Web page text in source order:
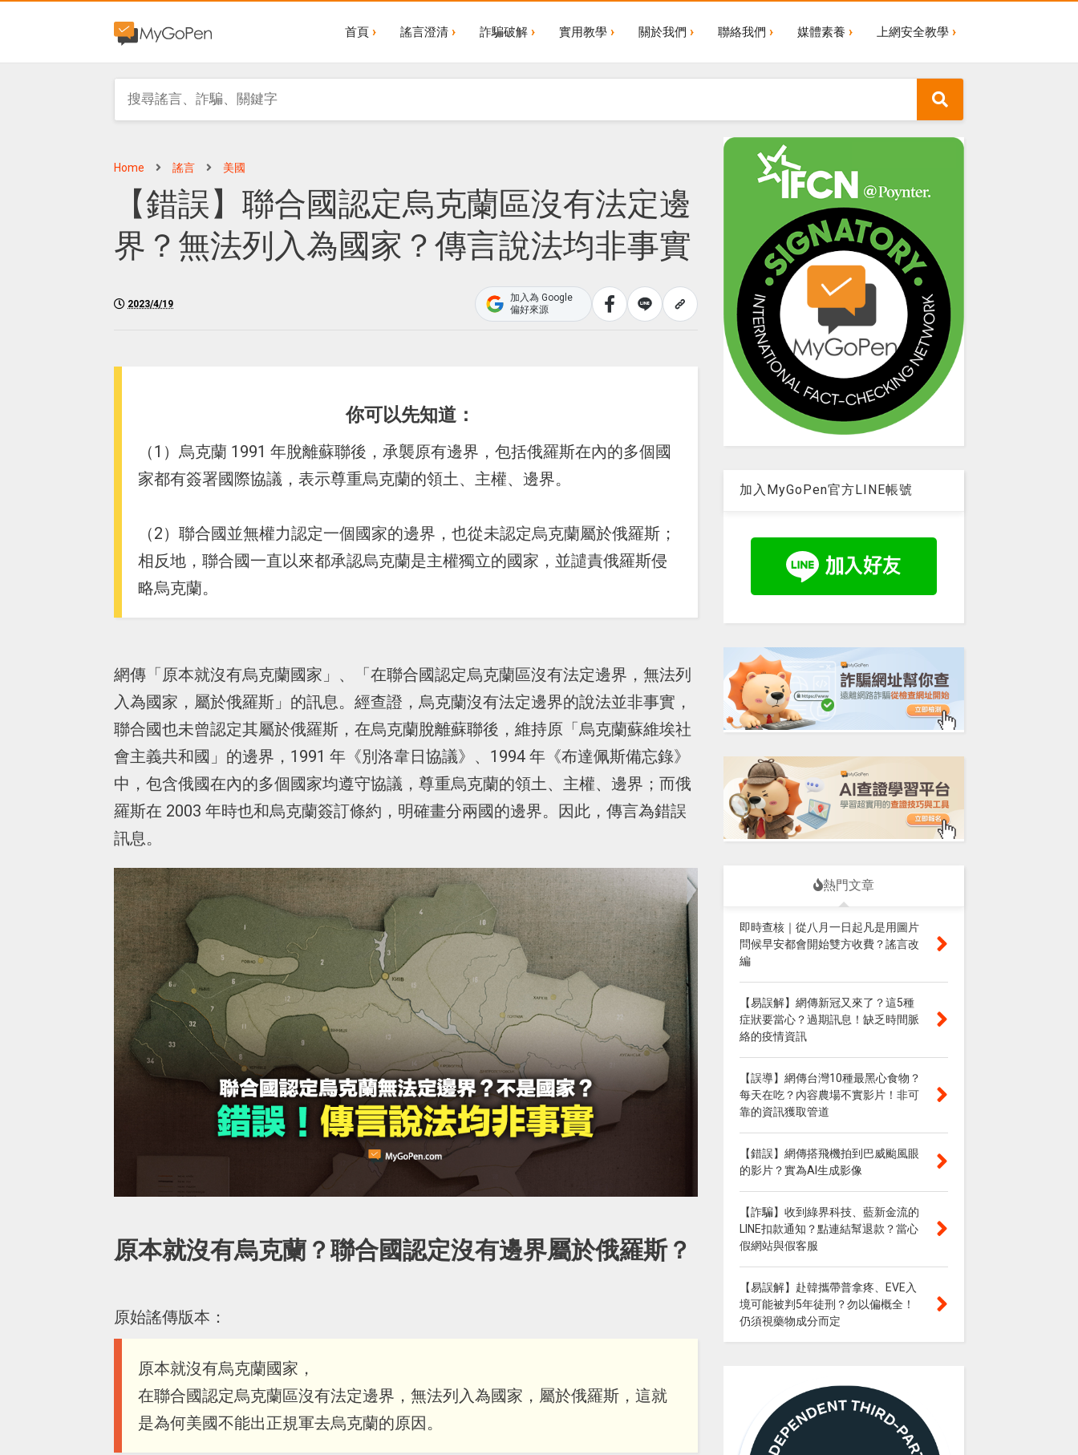
首頁 謠言澄清 詐騙破解 實用教學 關於我們 聯絡我們 媒體素養 上網安全教學
Home 謠言 美國
【錯誤】聯合國認定烏克蘭區沒有法定邊
界？無法列入為國家？傳言說法均非事實
2023/4/19
加入為 Google
偏好來源
你可以先知道：
（1）烏克蘭 1991 年脫離蘇聯後，承襲原有邊界，包括俄羅斯在內的多個國
家都有簽署國際協議，表示尊重烏克蘭的領土、主權、邊界。
（2）聯合國並無權力認定一個國家的邊界，也從未認定烏克蘭屬於俄羅斯；
相反地，聯合國一直以來都承認烏克蘭是主權獨立的國家，並譴責俄羅斯侵
略烏克蘭。
網傳「原本就沒有烏克蘭國家」、「在聯合國認定烏克蘭區沒有法定邊界，無法列
入為國家，屬於俄羅斯」的訊息。經查證，烏克蘭沒有法定邊界的說法並非事實，
聯合國也未曾認定其屬於俄羅斯，在烏克蘭脫離蘇聯後，維持原「烏克蘭蘇維埃社
會主義共和國」的邊界，1991 年《別洛韋日協議》、1994 年《布達佩斯備忘錄》
中，包含俄國在內的多個國家均遵守協議，尊重烏克蘭的領土、主權、邊界；而俄
羅斯在 2003 年時也和烏克蘭簽訂條約，明確畫分兩國的邊界。因此，傳言為錯誤
訊息。
原本就沒有烏克蘭？聯合國認定沒有邊界屬於俄羅斯？
原始謠傳版本：
原本就沒有烏克蘭國家，
在聯合國認定烏克蘭區沒有法定邊界，無法列入為國家，屬於俄羅斯，這就
是為何美國不能出正規軍去烏克蘭的原因。
加入MyGoPen官方LINE帳號
熱門文章
即時查核｜從八月一日起凡是用圖片
問候早安都會開始雙方收費？謠言改
編
【易誤解】網傳新冠又來了？這5種
症狀要當心？過期訊息！缺乏時間脈
絡的疫情資訊
【誤導】網傳台灣10種最黑心食物？
每天在吃？內容農場不實影片！非可
靠的資訊獲取管道
【錯誤】網傳搭飛機拍到巴威颱風眼
的影片？實為AI生成影像
【詐騙】收到綠界科技、藍新金流的
LINE扣款通知？點連結幫退款？當心
假網站與假客服
【易誤解】赴韓攜帶普拿疼、EVE入
境可能被判5年徒刑？勿以偏概全！
仍須視藥物成分而定